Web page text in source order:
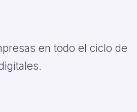
en todo el ciclo de